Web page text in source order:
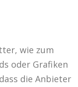
wie zum
oder Grafiken
die Anbieter